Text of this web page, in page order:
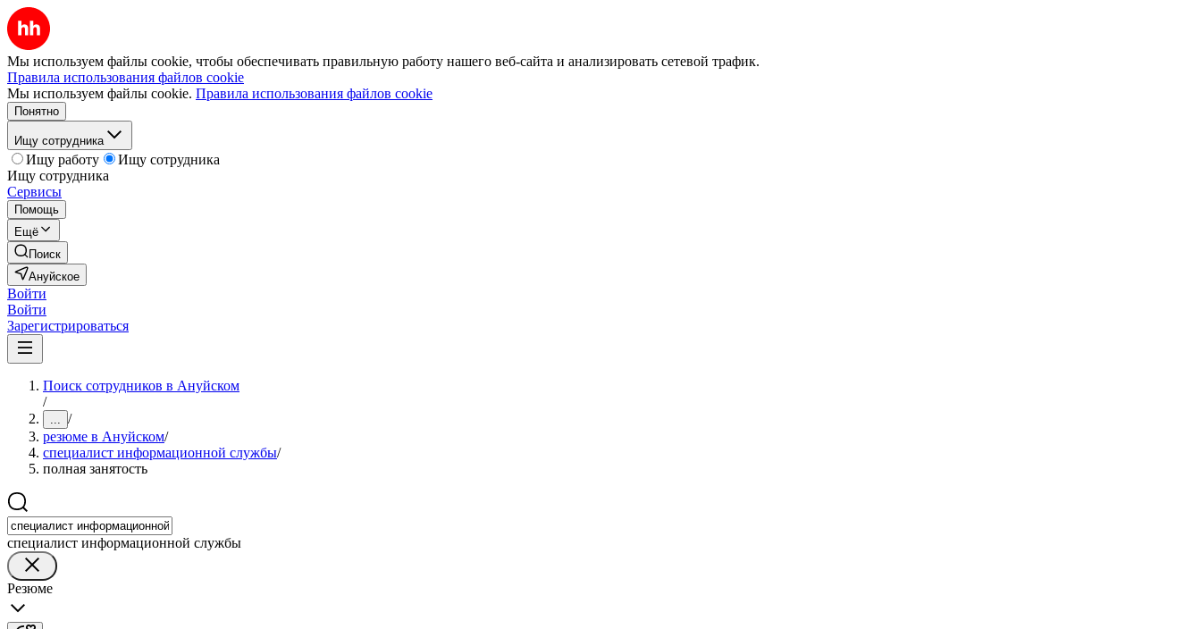
Мы используем файлы cookie, чтобы обеспечивать правильную работу нашего веб-сайта и анализировать сетевой трафик.
Правила использования файлов cookie
Мы используем файлы cookie. Правила использования файлов cookie
Понятно
Ищу сотрудника
Ищу работу
Ищу сотрудника
Ищу сотрудника
Сервисы
Помощь
Ещё
Поиск
Ануйское
Войти
Войти
Зарегистрироваться
Поиск сотрудников в Ануйском
/
... /
резюме в Ануйском/
специалист информационной службы/
полная занятость
специалист информационной службы
Резюме